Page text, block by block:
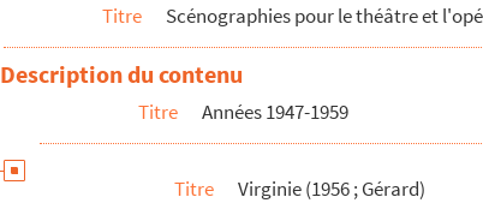
Titre Scénographies pour le théâtre et
Description du contenu
Titre Années 1947-1959
Titre
Virginie (1956 ; Gérard)